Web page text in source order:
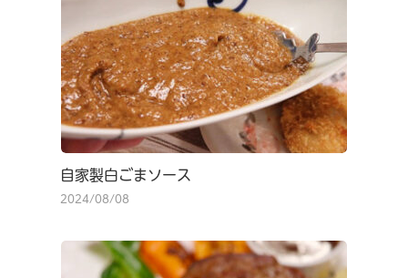
自家製白ごまソース
2024/08/08